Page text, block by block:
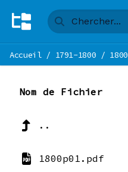
Accueil/ 1791-1800 / 1800
Nom de Fichier
..
1800p01.pdf